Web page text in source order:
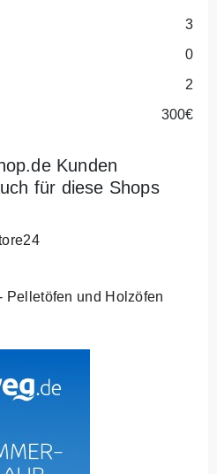
3
0
2
300€
Kunden
für diese Shops
Pelletöfen und Holzöfen